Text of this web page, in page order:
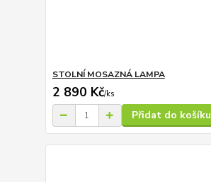
STOLNÍ MOSAZNÁ LAMPA
2 890 Kč/ks
Přidat do košíku